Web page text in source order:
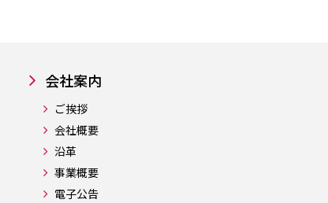
会社案内
ご挨拶
会社概要
沿革
事業概要
電子公告